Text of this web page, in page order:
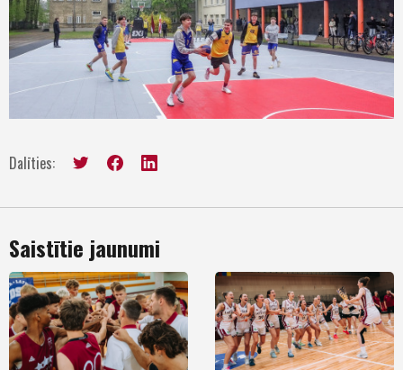
Dalīties:
Saistītie jaunumi